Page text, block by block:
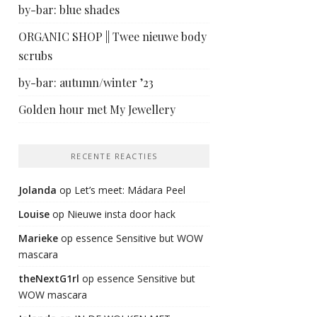
by-bar: blue shades
ORGANIC SHOP || Twee nieuwe body
scrubs
by-bar: autumn/winter ’23
Golden hour met My Jewellery
RECENTE REACTIES
Jolanda op Let’s meet: Mádara Peel
Louise op Nieuwe insta door hack
Marieke op essence Sensitive but WOW
mascara
theNextG1rl op essence Sensitive but
WOW mascara